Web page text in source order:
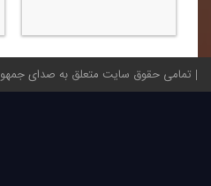
تمامی حقوق سایت متعلق به صدای